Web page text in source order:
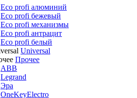
Eco profi алюминий
Eco profi бежевый
Eco profi механизмы
Eco profi антрацит
Eco profi белый
Universal
Прочее
ABB
Legrand
Эра
OneKeyElectro